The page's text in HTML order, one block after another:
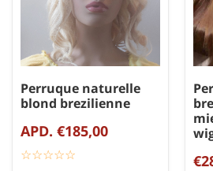
Perruque naturelle
blond brezilienne
APD. €185,00
☆☆☆☆☆
★★★★★